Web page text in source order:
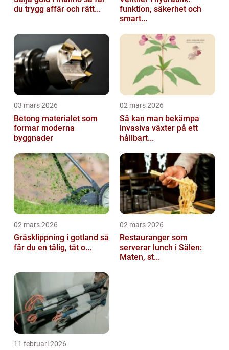
du trygg affär och rätt...
funktion, säkerhet och
smart...
03 mars 2026
Betong materialet som
formar moderna
byggnader
02 mars 2026
Så kan man bekämpa
invasiva växter på ett
hållbart...
02 mars 2026
Gräsklippning i gotland så
får du en tålig, tät o...
02 mars 2026
Restauranger som
serverar lunch i Sälen:
Maten, st...
11 februari 2026